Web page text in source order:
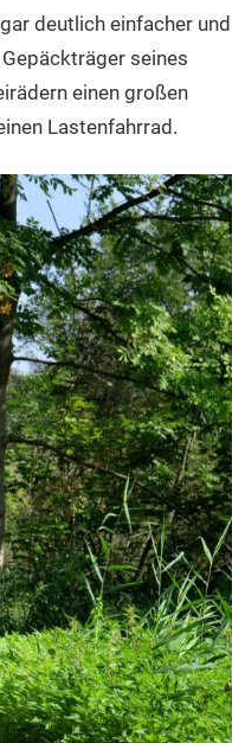
deutlich einfacher und
seines
einen großen
Lastenfahrrad.